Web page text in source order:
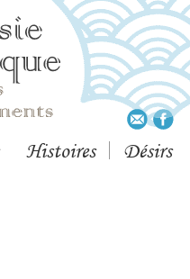
Histoires Désirs